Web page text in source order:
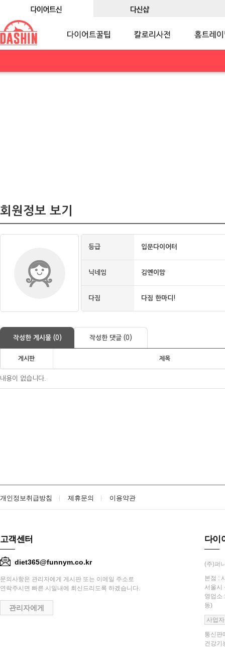
회원정보 보기
등급 입문다이어터
닉네임 김옌이맘
다짐 다짐 한마디!
작성한 게시물 (0) 작성한 댓글 (0)
게시판 제목
내용이 없습니다.
개인정보취급방침 제휴문의 이용약관
고객센터
diet365@funnym.co.kr
문의사항은 관리자에게 게시판 또는 이메일 주소로
연락주시면 빠른 시일내에 회신드리도록 하겠습니다.
관리자에게
다이
(주)퍼
본점 :
서울시
영업소
동)
사업
통신판
건강기